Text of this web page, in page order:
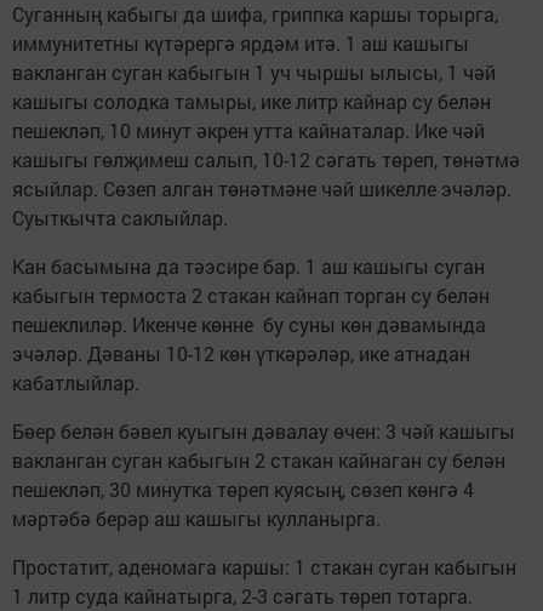
Суганның кабыгы да шифа, гриппка каршы торырга,
иммунитетны күтәрергә ярдәм итә. 1 аш кашыгы
вакланган суган кабыгын 1 уч чыршы ылысы, 1 чәй
кашыгы солодка тамыры, ике литр кайнар су белән
пешекләп, 10 минут әкрен утта кайнаталар. Ике чәй
кашыгы гөлҗимеш салып, 10-12 сәгать төреп, төнәтмә
ясыйлар. Сөзеп алган төнәтмәне чәй шикелле эчәләр.
Суыткычта саклыйлар.
Кан басымына да тәэсире бар. 1 аш кашыгы суган
кабыгын термоста 2 стакан кайнап торган су белән
пешеклиләр. Икенче көнне бу суны көн дәвамында
эчәләр. Дәваны 10-12 көн үткәрәләр, ике атнадан
кабатлыйлар.
Бөер белән бәвел куыгын дәвалау өчен: 3 чәй кашыгы
вакланган суган кабыгын 2 стакан кайнаган су белән
пешекләп, 30 минутка төреп куясың, сөзеп көнгә 4
мәртәбә берәр аш кашыгы кулланырга.
Простатит, аденомага каршы: 1 стакан суган кабыгын
1 литр суда кайнатырга, 2-3 сәгать төреп тотарга.